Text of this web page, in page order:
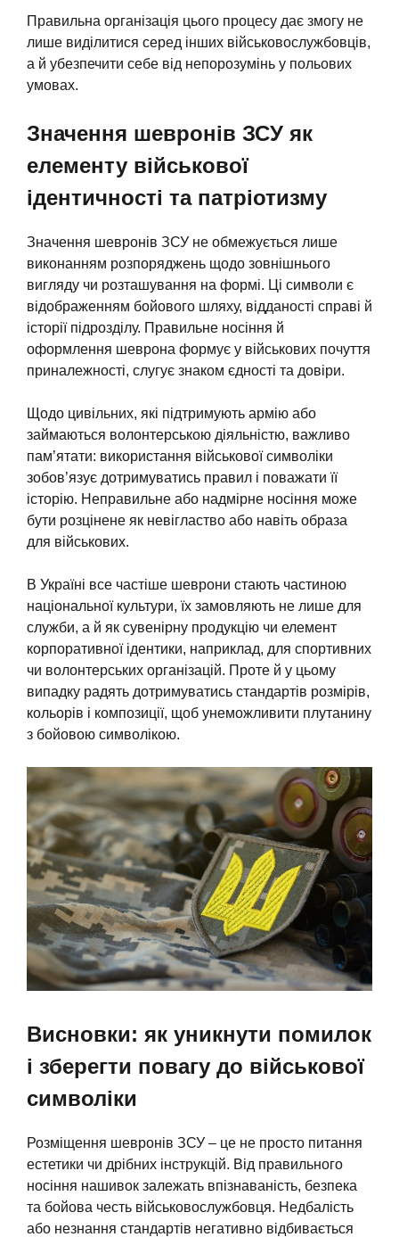
Правильна організація цього процесу дає змогу не
лише виділитися серед інших військовослужбовців,
а й убезпечити себе від непорозумінь у польових
умовах.
Значення шевронів ЗСУ як
елементу військової
ідентичності та патріотизму
Значення шевронів ЗСУ не обмежується лише
виконанням розпоряджень щодо зовнішнього
вигляду чи розташування на формі. Ці символи є
відображенням бойового шляху, відданості справі й
історії підрозділу. Правильне носіння й
оформлення шеврона формує у військових почуття
приналежності, слугує знаком єдності та довіри.
Щодо цивільних, які підтримують армію або
займаються волонтерською діяльністю, важливо
пам’ятати: використання військової символіки
зобов’язує дотримуватись правил і поважати її
історію. Неправильне або надмірне носіння може
бути розцінене як невігластво або навіть образа
для військових.
В Україні все частіше шеврони стають частиною
національної культури, їх замовляють не лише для
служби, а й як сувенірну продукцію чи елемент
корпоративної ідентики, наприклад, для спортивних
чи волонтерських організацій. Проте й у цьому
випадку радять дотримуватись стандартів розмірів,
кольорів і композиції, щоб унеможливити плутанину
з бойовою символікою.
Висновки: як уникнути помилок
і зберегти повагу до військової
символіки
Розміщення шевронів ЗСУ – це не просто питання
естетики чи дрібних інструкцій. Від правильного
носіння нашивок залежать впізнаваність, безпека
та бойова честь військовослужбовця. Недбалість
або незнання стандартів негативно відбивається